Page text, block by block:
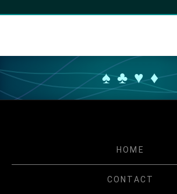
♠ ♣ ♥ ♦
HOME
CONTACT